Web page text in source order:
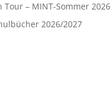
Tour – MINT-Sommer 2026
2026/2027